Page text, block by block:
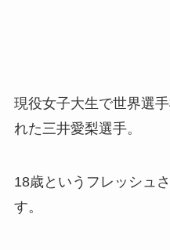
現役女子大生で世界選
れた三井愛梨選手。
18歳というフレッシュ
す。